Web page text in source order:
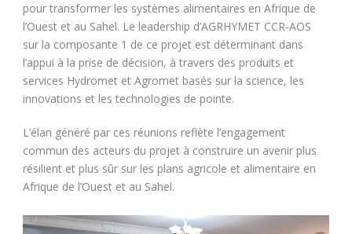
pour transformer les systèmes alimentaires en Afrique de
l’Ouest et au Sahel. Le leadership d’AGRHYMET CCR-AOS
sur la composante 1 de ce projet est déterminant dans
l’appui à la prise de décision, à travers des produits et
services Hydromet et Agromet basés sur la science, les
innovations et les technologies de pointe.
L’élan généré par ces réunions reflète l’engagement
commun des acteurs du projet à construire un avenir plus
résilient et plus sûr sur les plans agricole et alimentaire en
Afrique de l’Ouest et au Sahel.